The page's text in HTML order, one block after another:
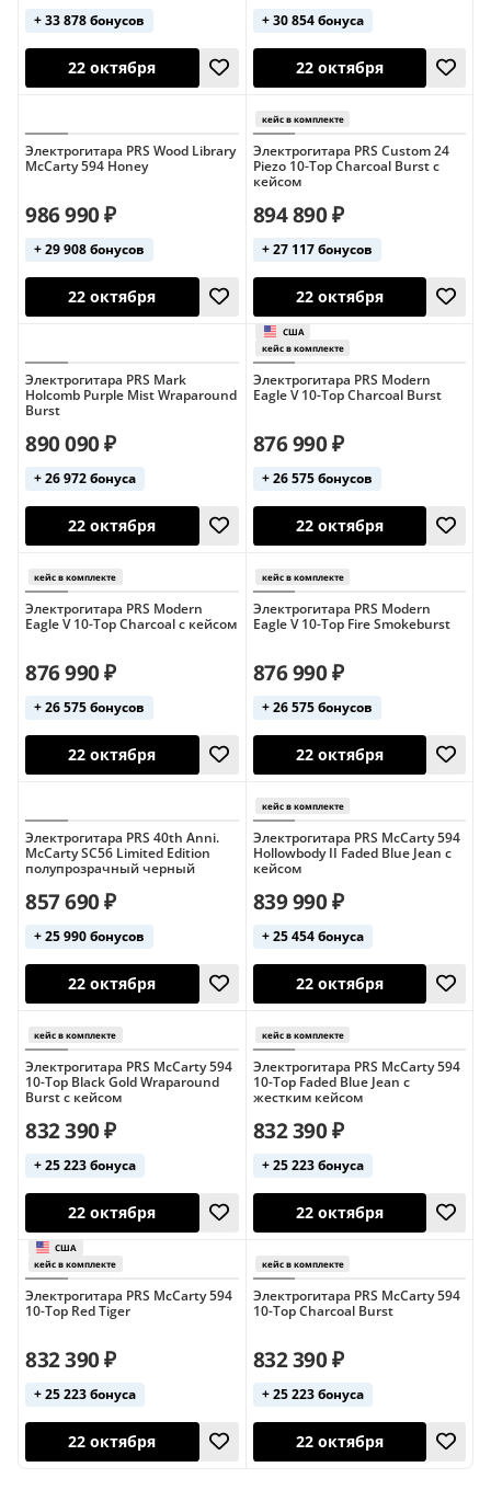
США
кейс в комплекте
кейс в комплекте
22 октября 22 октября
кейс в комплекте
+ 33 878 бонусов
22 октября
+ 30 854 бонуса
22 октября
Электрогитара PRS Wood Library
McCarty 594 Honey
986 990 ₽
+ 29 908 бонусов
Электрогитара PRS Custom 24
Piezo 10-Top Charcoal Burst с
кейсом
кейс в комплекте
894 890 ₽
+ 27 117 бонусов
Электрогитара PRS Mark
Holcomb Purple Mist Wraparound
Burst
890 090 ₽
+ 26 972 бонуса
22 октября
Электрогитара PRS Modern
Eagle V 10-Top Charcoal Burst
876 990 ₽
+ 26 575 бонусов
22 октября
Электрогитара PRS Modern
Eagle V 10-Top Charcoal с кейсом
876 990 ₽
+ 26 575 бонусов
22 октября
Электрогитара PRS Modern
Eagle V 10-Top Fire Smokeburst
876 990 ₽
+ 26 575 бонусов
22 октября
Электрогитара PRS 40th Anni.
McCarty SC56 Limited Edition
полупрозрачный черный
857 690 ₽
+ 25 990 бонусов
22 октября
Электрогитара PRS McCarty 594
Hollowbody II Faded Blue Jean с
кейсом
839 990 ₽
+ 25 454 бонуса
22 октября
Электрогитара PRS McCarty 594
10-Top Black Gold Wraparound
Burst с кейсом
832 390 ₽
+ 25 223 бонуса
Электрогитара PRS McCarty 594
10-Top Faded Blue Jean с
жестким кейсом
832 390 ₽
+ 25 223 бонуса
Электрогитара PRS McCarty 594
10-Top Red Tiger
832 390 ₽
+ 25 223 бонуса
Электрогитара PRS McCarty 594
10-Top Charcoal Burst
832 390 ₽
+ 25 223 бонуса